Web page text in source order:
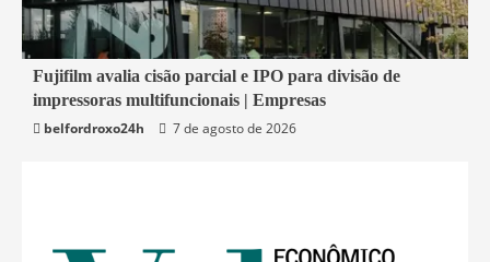
2 min read
Economia
Fujifilm avalia cisão parcial e IPO para divisão de
impressoras multifuncionais | Empresas
belfordroxo24h
7 de agosto de 2026